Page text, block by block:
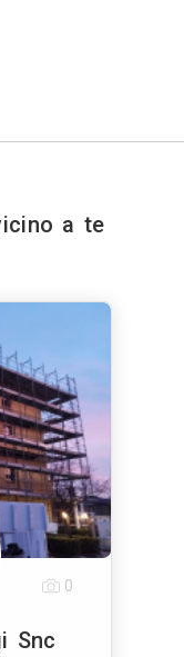
a te
Snc
0